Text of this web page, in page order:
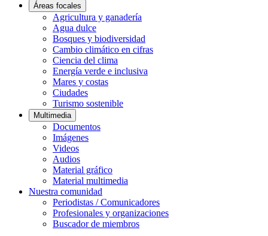
Áreas focales
Agricultura y ganadería
Agua dulce
Bosques y biodiversidad
Cambio climático en cifras
Ciencia del clima
Energía verde e inclusiva
Mares y costas
Ciudades
Turismo sostenible
Multimedia
Documentos
Imágenes
Videos
Audios
Material gráfico
Material multimedia
Nuestra comunidad
Periodistas / Comunicadores
Profesionales y organizaciones
Buscador de miembros